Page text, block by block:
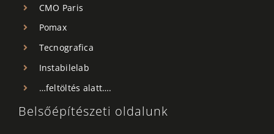
CMO Paris
Pomax
Tecnografica
Instabilelab
…feltöltés alatt….
Belsőépítészeti oldalunk